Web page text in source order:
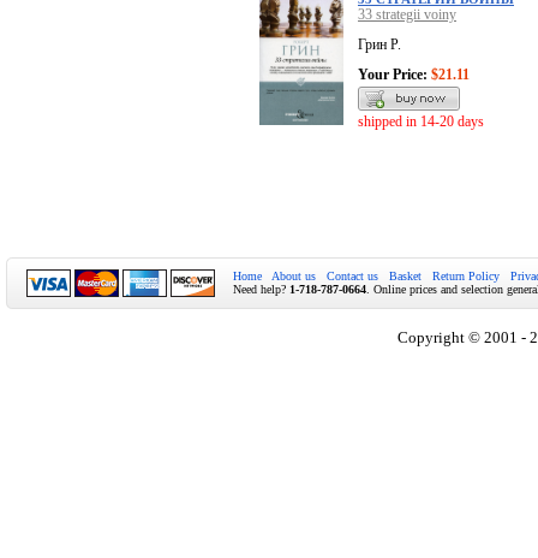
33 strategii voiny
Грин Р.
Your Price: $21.11
shipped in 14-20 days
Home About us Contact us Basket Return Policy
Need help? 1-718-787-0664 . Online prices and selection
Copyright © 2001 -